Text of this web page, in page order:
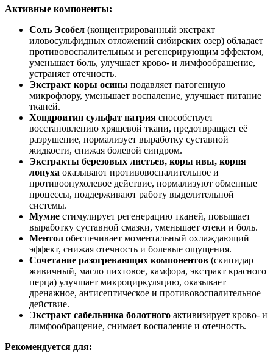
Активные компоненты:
Соль Эсобел (концентрированный экстракт
иловосульфидных отложений сибирских озер) обладает
противовоспалительным и регенерирующим эффектом,
уменьшает боль, улучшает крово- и лимфообращение,
устраняет отечность.
Экстракт коры осины подавляет патогенную
микрофлору, уменьшает воспаление, улучшает питание
тканей.
Хондроитин сульфат натрия способствует
восстановлению хрящевой ткани, предотвращает её
разрушение, нормализует выработку суставной
жидкости, снижая болевой синдром.
Экстракты березовых листьев, коры ивы, корня
лопуха оказывают противовоспалительное и
противоопухолевое действие, нормализуют обменные
процессы, поддерживают работу выделительной
системы.
Мумие стимулирует регенерацию тканей, повышает
выработку суставной смазки, уменьшает отеки и боль.
Ментол обеспечивает моментальный охлаждающий
эффект, снижая отечность и болевые ощущения.
Сочетание разогревающих компонентов (скипидар
живичный, масло пихтовое, камфора, экстракт красного
перца) улучшает микроциркуляцию, оказывает
дренажное, антисептическое и противовоспалительное
действие.
Экстракт сабельника болотного активизирует крово- и
лимфообращение, снимает воспаление и отечность.
Рекомендуется для: